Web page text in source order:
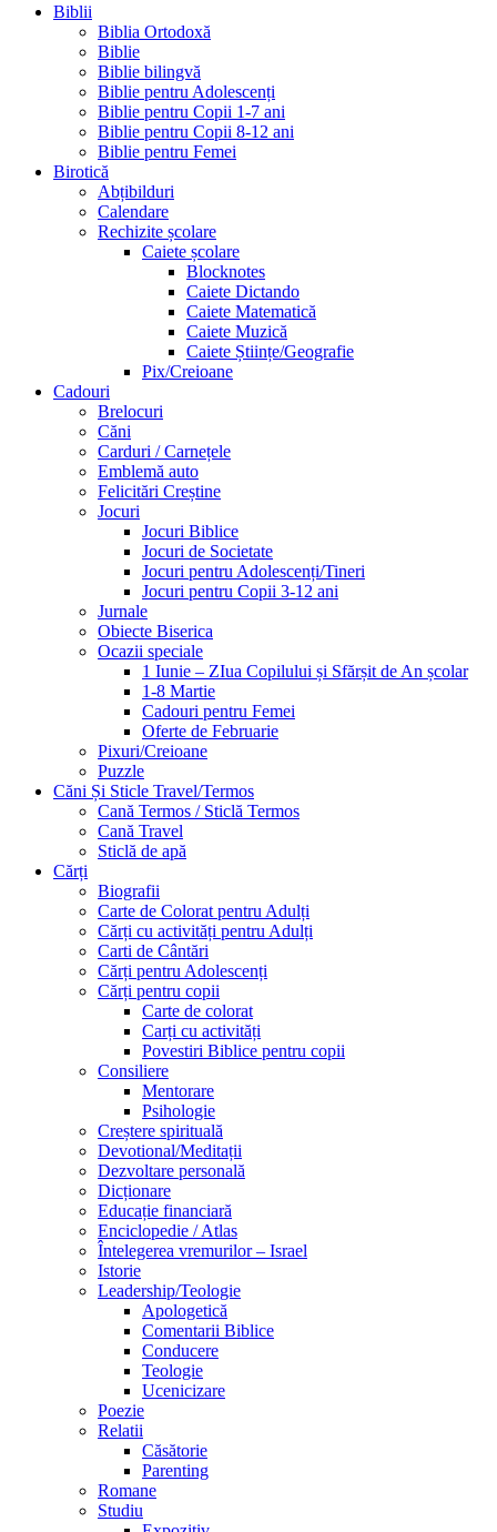
Biblii
Biblia Ortodoxă
Biblie
Biblie bilingvă
Biblie pentru Adolescenți
Biblie pentru Copii 1-7 ani
Biblie pentru Copii 8-12 ani
Biblie pentru Femei
Birotică
Abțibilduri
Calendare
Rechizite școlare
Caiete școlare
Blocknotes
Caiete Dictando
Caiete Matematică
Caiete Muzică
Caiete Științe/Geografie
Pix/Creioane
Cadouri
Brelocuri
Căni
Carduri / Carnețele
Emblemă auto
Felicitări Creștine
Jocuri
Jocuri Biblice
Jocuri de Societate
Jocuri pentru Adolescenți/Tineri
Jocuri pentru Copii 3-12 ani
Jurnale
Obiecte Biserica
Ocazii speciale
1 Iunie – ZIua Copilului și Sfărșit de An școlar
1-8 Martie
Cadouri pentru Femei
Oferte de Februarie
Pixuri/Creioane
Puzzle
Căni Și Sticle Travel/Termos
Cană Termos / Sticlă Termos
Cană Travel
Sticlă de apă
Cărți
Biografii
Carte de Colorat pentru Adulți
Cărți cu activități pentru Adulți
Carti de Cântări
Cărți pentru Adolescenți
Cărți pentru copii
Carte de colorat
Carți cu activități
Povestiri Biblice pentru copii
Consiliere
Mentorare
Psihologie
Creștere spirituală
Devotional/Meditații
Dezvoltare personală
Dicționare
Educație financiară
Enciclopedie / Atlas
Întelegerea vremurilor – Israel
Istorie
Leadership/Teologie
Apologetică
Comentarii Biblice
Conducere
Teologie
Ucenicizare
Poezie
Relatii
Căsătorie
Parenting
Romane
Studiu